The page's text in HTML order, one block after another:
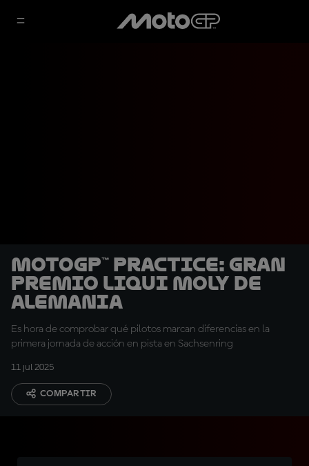
MotoGP™ Practice: Gran
Premio Liqui Moly de
Alemania
Es hora de comprobar qué pilotos marcan diferencias en la
primera jornada de acción en pista en Sachsenring
11 jul 2025
COMPARTIR